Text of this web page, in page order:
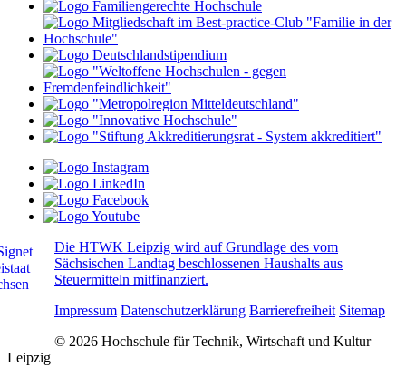
Die HTWK Leipzig wird auf Grundlage des vom
Sächsischen Landtag beschlossenen Haushalts aus
Steuermitteln mitfinanziert.
Impressum Datenschutzerklärung Barrierefreiheit Sitemap
© 2026 Hochschule für Technik, Wirtschaft und Kultur
Leipzig